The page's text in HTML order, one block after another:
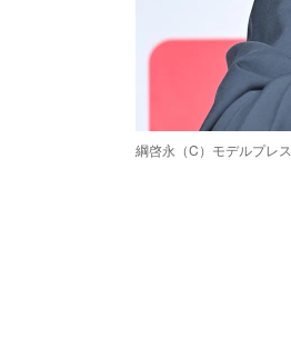
綱啓永（C）モデルプレス